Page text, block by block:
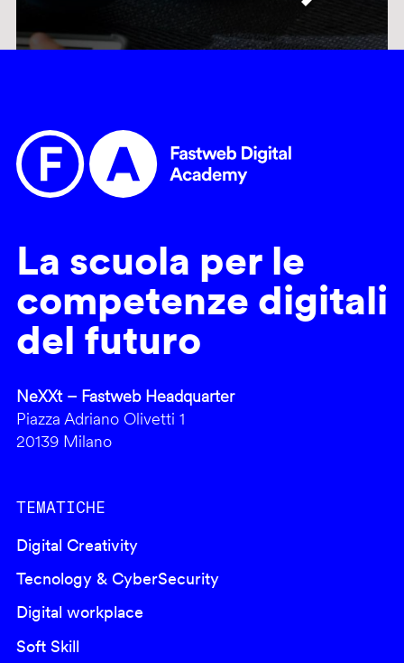
La scuola per le
competenze digitali
del futuro
NeXXt – Fastweb Headquarter
Piazza Adriano Olivetti 1
20139 Milano
TEMATICHE
Digital Creativity
Tecnology & CyberSecurity
Digital workplace
Soft Skill